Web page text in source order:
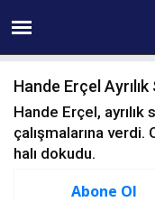
10
Hande Erçel Ayrılık
Hande Erçel,
çalışmalarına
halı dokudu.
Abone Ol